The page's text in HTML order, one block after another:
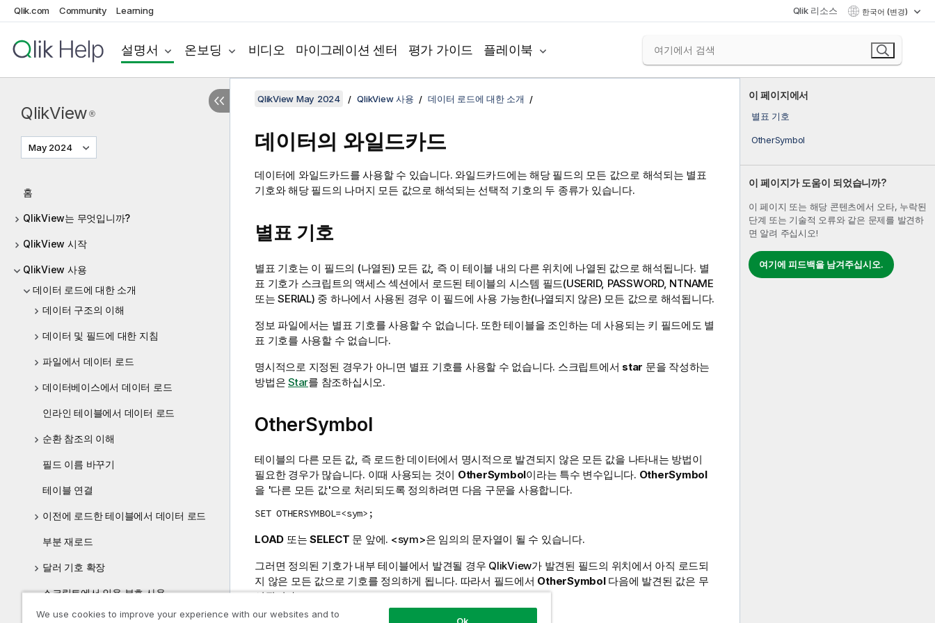
Qlik.com Community Learning Qlik 리소스 한국어 (변경)
설명서 온보딩 비디오 마이그레이션 센터 평가 가이드 플레이북
QlikView ®
May 2024
홈
QlikView는 무엇입니까?
QlikView 시작
QlikView 사용
데이터 로드에 대한 소개
데이터 구조의 이해
데이터 및 필드에 대한 지침
파일에서 데이터 로드
데이터베이스에서 데이터 로드
인라인 테이블에서 데이터 로드
순환 참조의 이해
필드 이름 바꾸기
테이블 연결
이전에 로드한 테이블에서 데이터 로드
부분 재로드
달러 기호 확장
스크립트에서 인용 부호 사용
데이터의 와일드카드
이 페이지에서
별표 기호
OtherSymbol
이 페이지가 도움이 되었습니까?
이 페이지 또는 해당 콘텐츠에서 오타, 누락된
단계 또는 기술적 오류와 같은 문제를 발견하
면 알려 주십시오!
여기에 피드백을 남겨주십시오.
QlikView May 2024 QlikView 사용 데이터 로드에 대한 소개
데이터의 와일드카드
데이터에 와일드카드를 사용할 수 있습니다. 와일드카드에는 해당 필드의 모든 값으로 해석되는 별표
기호와 해당 필드의 나머지 모든 값으로 해석되는 선택적 기호의 두 종류가 있습니다.
별표 기호
별표 기호는 이 필드의 (나열된) 모든 값, 즉 이 테이블 내의 다른 위치에 나열된 값으로 해석됩니다. 별
표 기호가 스크립트의 액세스 섹션에서 로드된 테이블의 시스템 필드(USERID, PASSWORD, NTNAME
또는SERIAL) 중 하나에서 사용된 경우 이 필드에 사용 가능한(나열되지 않은) 모든 값으로 해석됩니다.
정보 파일에서는 별표 기호를 사용할 수 없습니다. 또한 테이블을 조인하는 데 사용되는 키 필드에도 별
표 기호를 사용할 수 없습니다.
명시적으로 지정된 경우가 아니면 별표 기호를 사용할 수 없습니다. 스크립트에서 star 문을 작성하는
방법은 Star를 참조하십시오.
OtherSymbol
테이블의 다른 모든 값, 즉 로드한 데이터에서 명시적으로 발견되지 않은 모든 값을 나타내는 방법이
필요한 경우가 많습니다. 이때 사용되는 것이 OtherSymbol이라는 특수 변수입니다. OtherSymbol
을 '다른 모든 값'으로 처리되도록 정의하려면 다음 구문을 사용합니다.
SET OTHERSYMBOL=<sym>;
LOAD 또는 SELECT 문 앞에. <sym>은 임의의 문자열이 될 수 있습니다.
그러면 정의된 기호가 내부 테이블에서 발견될 경우 QlikView가 발견된 필드의 위치에서 아직 로드되
지 않은 모든 값으로 기호를 정의하게 됩니다. 따라서 필드에서 OtherSymbol다음에 발견된 값은 무
시됩니다.
We use cookies to improve your experience with our websites and to